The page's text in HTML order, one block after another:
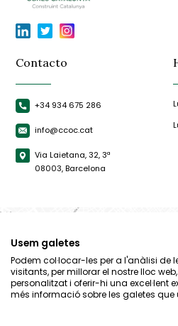
Contacto
+34 934 675 286
info@ccoc.cat
Via Laietana, 32, 3ª
08003, Barcelona
Usem galetes
Podem col·locar-les per a l'anàlisi de
visitants, per millorar el nostre lloc
personalitzat i oferir-hi una excel·lent
més informació sobre les galetes